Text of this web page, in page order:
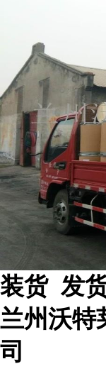
装货 发
兰州沃特
司